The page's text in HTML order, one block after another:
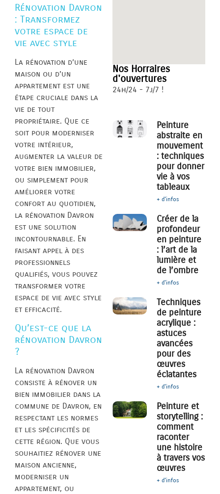
Rénovation Davron
: Transformez
votre espace de
vie avec style
La rénovation d’une
maison ou d’un
appartement est une
étape cruciale dans la
vie de tout
propriétaire. Que ce
soit pour moderniser
votre intérieur,
augmenter la valeur de
votre bien immobilier,
ou simplement pour
améliorer votre
confort au quotidien,
la rénovation Davron
est une solution
incontournable. En
faisant appel à des
professionnels
qualifiés, vous pouvez
transformer votre
espace de vie avec style
et efficacité.
Qu’est-ce que la
rénovation Davron
?
La rénovation Davron
consiste à rénover un
bien immobilier dans la
commune de Davron, en
respectant les normes
et les spécificités de
cette région. Que vous
souhaitiez rénover une
maison ancienne,
moderniser un
appartement, ou
Nos Horraires
d'ouvertures
24h/24 - 7j/7 !
Peinture
abstraite en
mouvement
: techniques
pour donner
vie à vos
tableaux
+ d'infos
Créer de la
profondeur
en peinture
: l’art de la
lumière et
de l’ombre
+ d'infos
Techniques
de peinture
acrylique :
astuces
avancées
pour des
œuvres
éclatantes
+ d'infos
Peinture et
storytelling :
comment
raconter
une histoire
à travers vos
œuvres
+ d'infos